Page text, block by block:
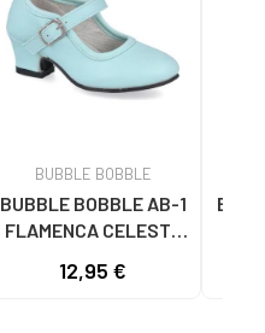
BUBBLE BOBBLE
BUBBLE BOBBLE AB-1
FLAMENCA CELESTE
12,95 €